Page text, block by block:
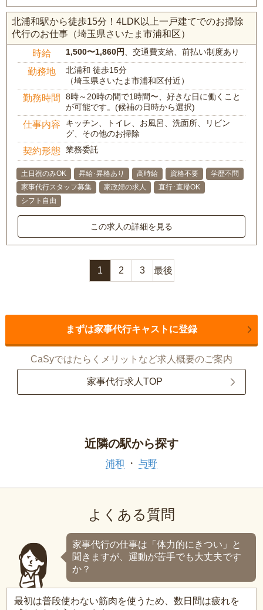
北浦和駅から徒歩15分！4LDK以上一戸建てでのお掃除
代行のお仕事（埼玉県さいたま市浦和区）
時給 1,500〜1,860円 、交通費支給、前払い制度あり
勤務地
北浦和 徒歩15分
（埼玉県さいたま市浦和区付近）
勤務時間
8時～20時の間で1時間〜、好きな日に働くこと
が可能です。(候補の日時から選択)
仕事内容
キッチン、トイレ、お風呂、洗面所、リビン
グ、その他のお掃除
契約形態 業務委託
土日祝のみOK 昇給･昇格あり 高時給 資格不要
学歴不問
家事代行スタッフ募集
家政婦の求人
直行･直帰OK
シフト自由
この求人の詳細を見る
1 2 3 最後
まずは家事代行キャストに登録
CaSyではたらくメリットなど求人概要のご案内
家事代行求人TOP
近隣の駅から探す
浦和 与野
よくある質問
家事代行の仕事は「体力的にきつい」と
聞きますが、運動が苦手でも大丈夫です
か？
最初は普段使わない筋肉を使うため、数日間は疲れを